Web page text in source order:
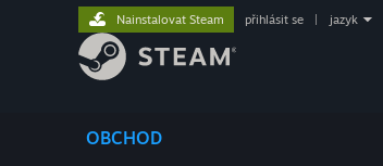
OBCHOD
Nainstalovat Steam přihlásit se jazyk